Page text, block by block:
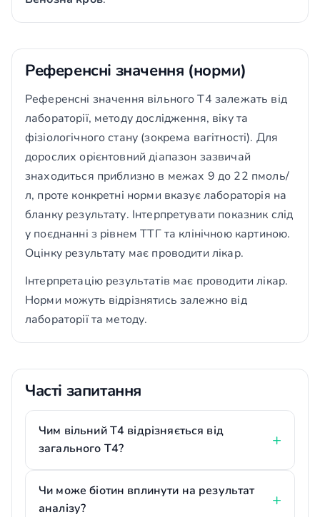
Референсні значення (норми)
Референсні значення вільного Т4 залежать від
лабораторії, методу дослідження, віку та
фізіологічного стану (зокрема вагітності). Для
дорослих орієнтовний діапазон зазвичай
знаходиться приблизно в межах 9 до 22 пмоль/
л, проте конкретні норми вказує лабораторія на
бланку результату. Інтерпретувати показник слід
у поєднанні з рівнем ТТГ та клінічною картиною.
Оцінку результату має проводити лікар.
Інтерпретацію результатів має проводити лікар.
Норми можуть відрізнятись залежно від
лабораторії та методу.
Часті запитання
Чим вільний Т4 відрізняється від
загального Т4?
Чи може біотин вплинути на результат
аналізу?